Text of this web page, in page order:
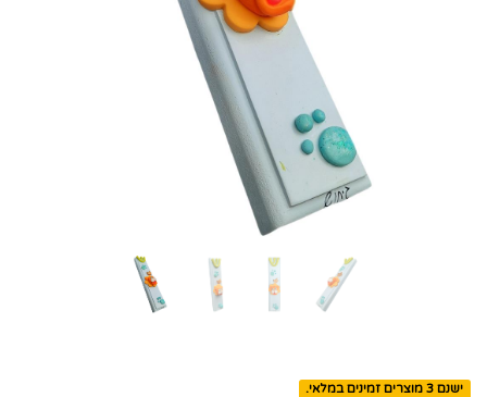
ישנם 3 מוצרים זמינים במלאי.